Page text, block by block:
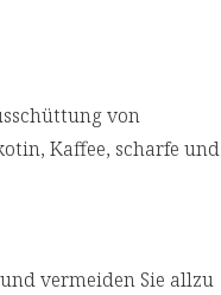
von
Kaffee, scharfe und
vermeiden Sie allzu